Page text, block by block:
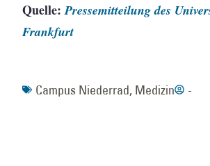
Quelle:Pressemitteilung des
Frankfurt
Campus Niederrad, Medizin -